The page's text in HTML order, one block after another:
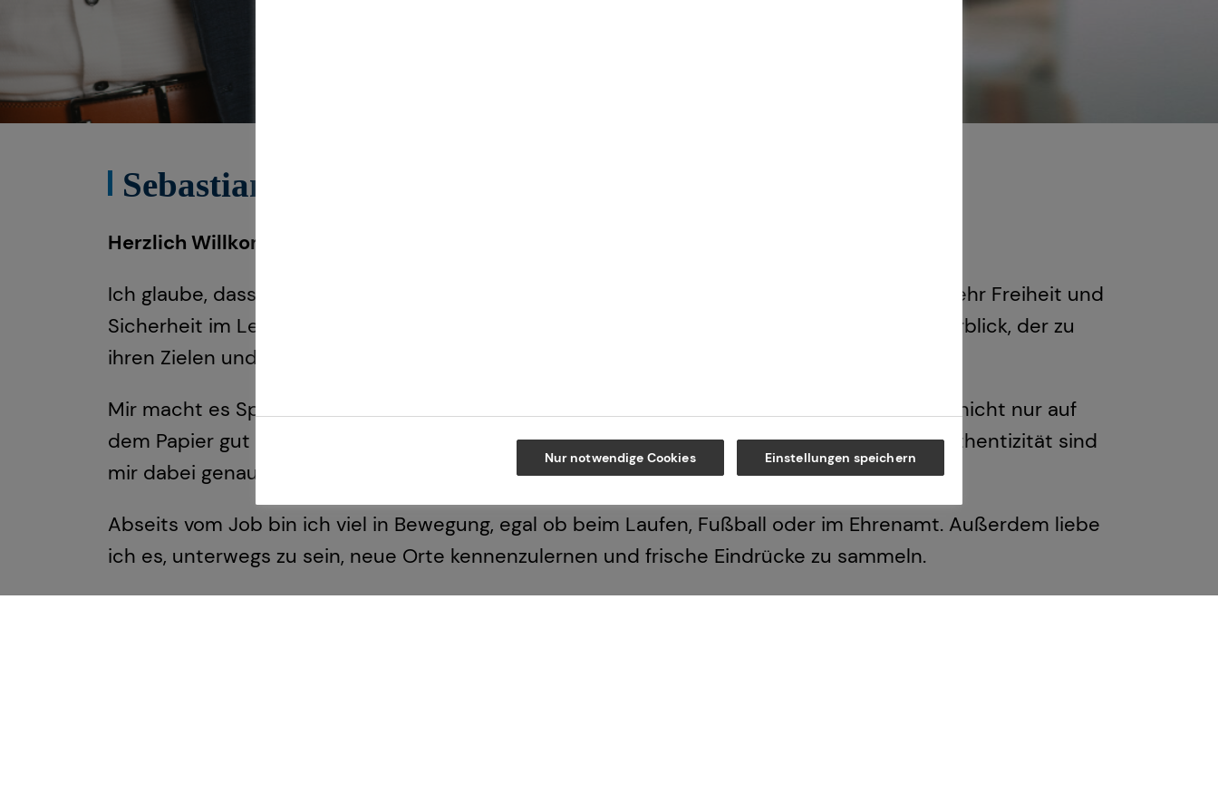
Sebastian Bäuerle kennenlernen in Offenburg
Herzlich Willkommen!
Ich glaube, dass Finanzen kein trockenes Thema sein müssen, sondern ein Werkzeug, um mehr Freiheit und
Sicherheit im Leben zu schaffen. Genau das gebe ich meinen Kunden mit: einen klaren Überblick, der zu
ihren Zielen und Plänen passt.
Mir macht es Spaß, Dinge verständlich zu erklären und gemeinsam Lösungen zu finden, die nicht nur auf
dem Papier gut aussehen, sondern sich auch im Alltag stimmig anfühlen. Ehrlichkeit und Authentizität sind
mir dabei genauso wichtig wie ein gutes Gespräch auf Augenhöhe.
Abseits vom Job bin ich viel in Bewegung, egal ob beim Laufen, Fußball oder im Ehrenamt. Außerdem liebe
ich es, unterwegs zu sein, neue Orte kennenzulernen und frische Eindrücke zu sammeln.
Nur notwendige Cookies Einstellungen speichern